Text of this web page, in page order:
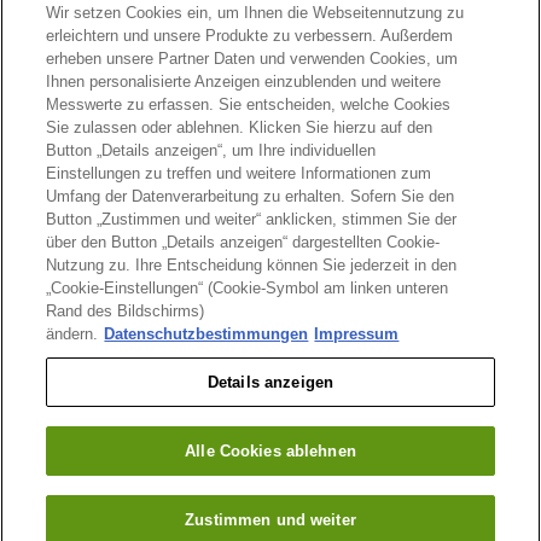
Vorlagenflat für Unternehmennur 139 Euro pro Jahr
Vorlagenflat für Rechtsanwältenur 159 Euro pro Jahr
Neben der Vorlage "Arbeitsvertrag (englisch) " stehen Ihnen in unserer
Flatrate gleichzeitig hunderte Vertragsmuster und Schreiben ein
komplettes Jahr lang inkl. Aktualisierungen zur Verfügung.
Sie hier!
Auch erhältlich als Einzel-Download aufVorlagen.defür 19,90 Euro:
Arbeitsvertrag (englisch), ohne Tarifbindung
Kontakt
Dieses Angebot richtet sich ausschließlich an Rechtsanwälte und
Unternehmen, nicht an Privatpersonen.
Wir setzen Cookies ein, um Ihnen die Webseitennutzung zu
erleichtern und unsere Produkte zu verbessern. Außerdem
erheben unsere Partner Daten und verwenden Cookies, um
Ihnen personalisierte Anzeigen einzublenden und weitere
Messwerte zu erfassen. Sie entscheiden, welche Cookies
Sie zulassen oder ablehnen. Klicken Sie hierzu auf den
Button „Details anzeigen“, um Ihre individuellen
Einstellungen zu treffen und weitere Informationen zum
Umfang der Datenverarbeitung zu erhalten. Sofern Sie den
Button „Zustimmen und weiter“ anklicken, stimmen Sie der
über den Button „Details anzeigen“ dargestellten Cookie-
Nutzung zu. Ihre Entscheidung können Sie jederzeit in den
„Cookie-Einstellungen“ (Cookie-Symbol am linken unteren
Rand des Bildschirms)
ändern. Datenschutzbestimmungen Impressum
Details anzeigen
Alle Cookies ablehnen
Zustimmen und weiter